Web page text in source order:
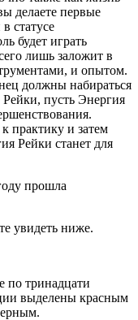
делаете первые
статусе
будет играть
лишь заложит в
и опытом.
должны набираться
пусть Энергия
практику и затем
Рейки станет для
прошла
увидеть ниже.
по тринадцати
выделены красным